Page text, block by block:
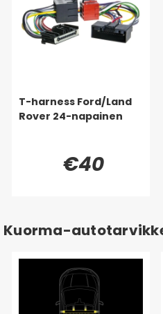
T-harness Ford/Land
Rover 24-napainen
€40
Kuorma-